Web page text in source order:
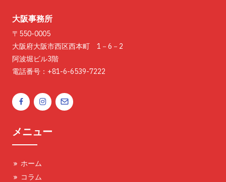
大阪事務所
〒550-0005
大阪府大阪市西区西本町 1－6－2
阿波堀ビル3階
電話番号：+81-6-6539-7222
メニュー
ホーム
コラム